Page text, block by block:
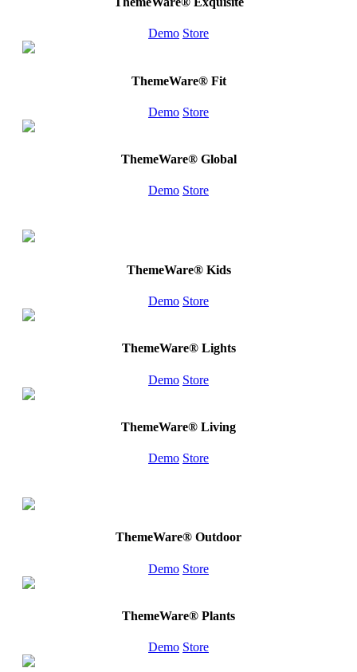
Demo Store
ThemeWare® Fit
Demo Store
ThemeWare® Global
Demo Store
ThemeWare® Kids
Demo Store
ThemeWare® Lights
Demo Store
ThemeWare® Living
Demo Store
ThemeWare® Outdoor
Demo Store
ThemeWare® Plants
Demo Store